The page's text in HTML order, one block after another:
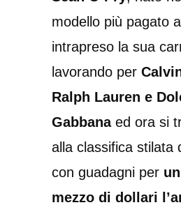
modello più pagato
intrapreso la sua
lavorando per
Ralph Lauren e
Gabbanaed ora si
alla classifica stilata
con guadagni per
mezzo di dollari